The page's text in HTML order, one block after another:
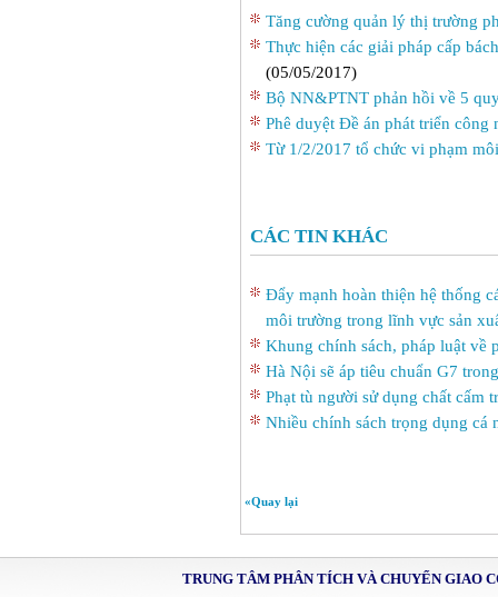
Tăng cường quản lý thị trường
Thực hiện các giải pháp cấp
(05/05/2017)
Bộ NN&PTNT phản hồi về 5
Phê duyệt Ðề án phát triển
Từ 1/2/2017 tổ chức vi phạm
CÁC TIN KHÁC
Ðẩy mạnh hoàn thiện hệ thống
môi trường trong lĩnh vực sản
Khung chính sách, pháp luật về
Hà Nội sẽ áp tiêu chuẩn G7
Phạt tù người sử dụng chất cấm
Nhiều chính sách trọng dụng cá
«Quay lại
TRUNG TÂM PHÂN TÍCH VÀ CHUYỂN GIAO